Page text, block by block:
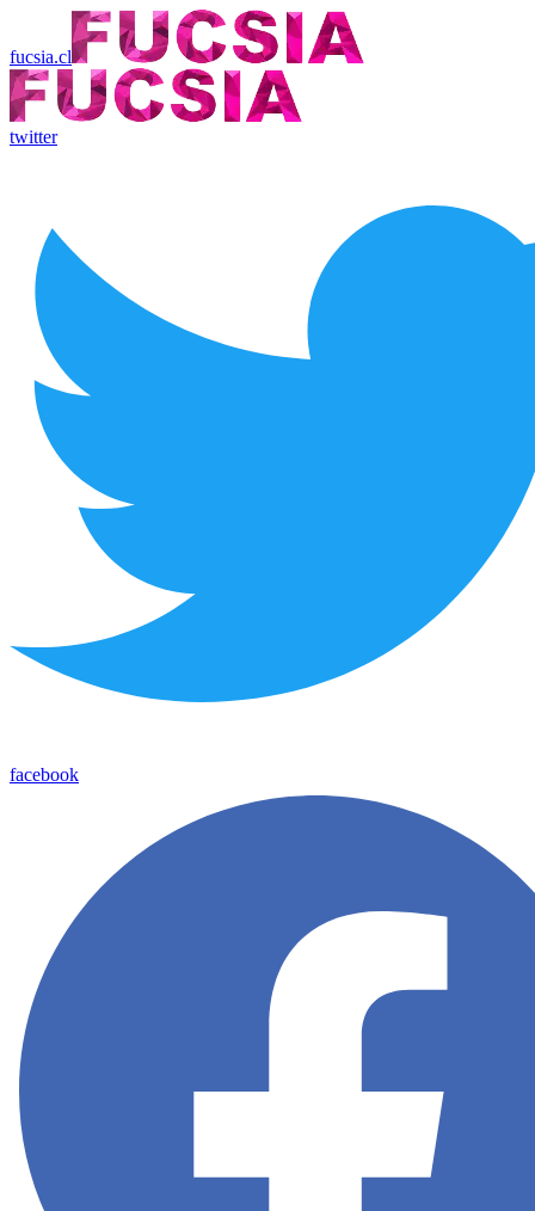
fucsia.cl
twitter
facebook